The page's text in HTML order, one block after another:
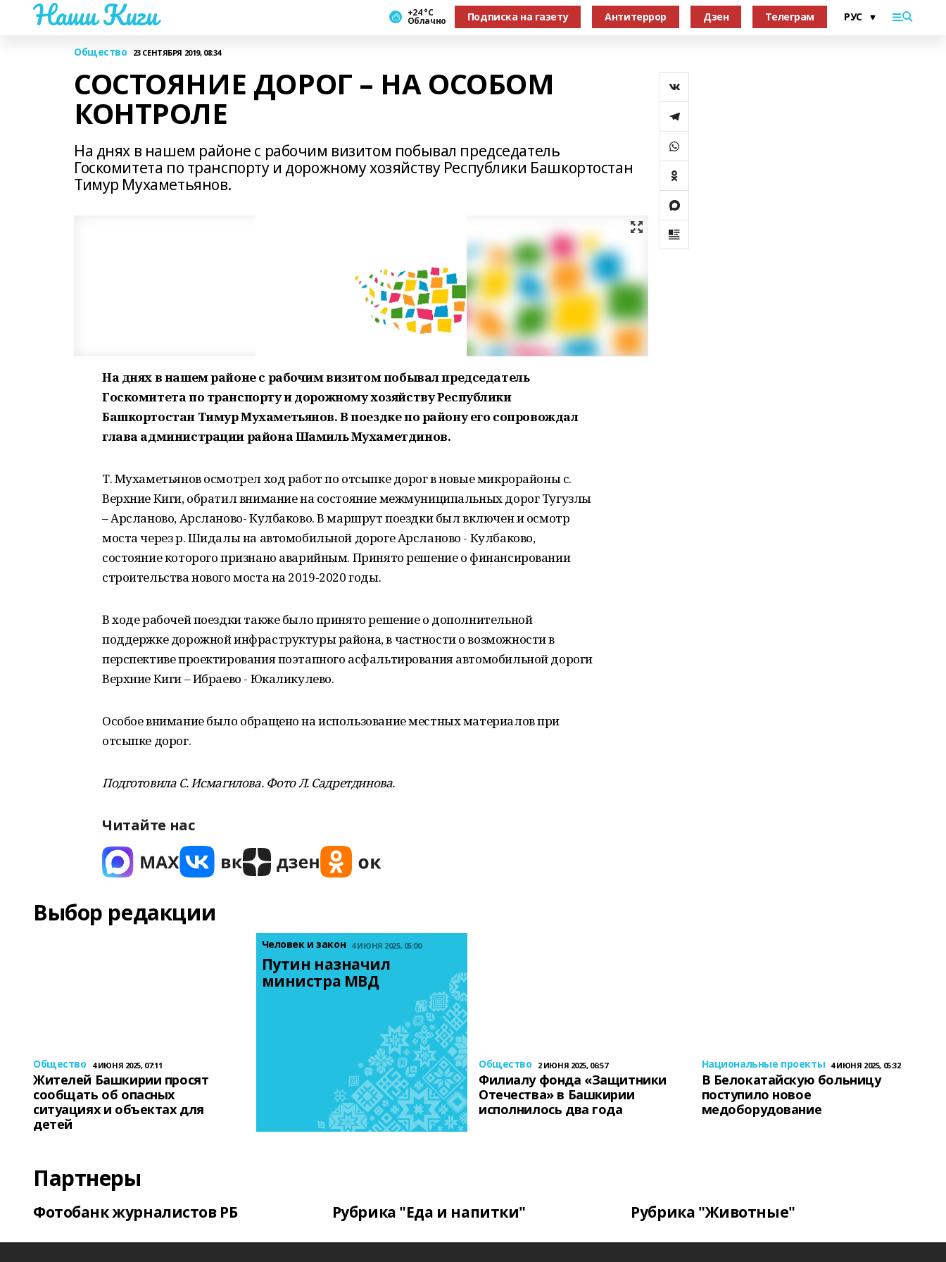
Наши Киги +24 °С
Облачно Подписка на газету Антитеррор Дзен Телеграм
Общество 23 СЕНТЯБРЯ 2019, 08:34
СОСТОЯНИЕ ДОРОГ – НА ОСОБОМ
КОНТРОЛЕ
На днях в нашем районе с рабочим визитом побывал председатель
Госкомитета по транспорту и дорожному хозяйству Республики Башкортостан
Тимур Мухаметьянов.
На днях в нашем районе с рабочим визитом побывал председатель
Госкомитета по транспорту и дорожному хозяйству Республики
Башкортостан Тимур Мухаметьянов. В поездке по району его сопровождал
глава администрации района Шамиль Мухаметдинов.
Т. Мухаметьянов осмотрел ход работ по отсыпке дорог в новые микрорайоны с.
Верхние Киги, обратил внимание на состояние межмуниципальных дорог Тугузлы
– Арсланово, Арсланово- Кулбаково. В маршрут поездки был включен и осмотр
моста через р. Шидалы на автомобильной дороге Арсланово - Кулбаково,
состояние которого признано аварийным. Принято решение о финансировании
строительства нового моста на 2019-2020 годы.
В ходе рабочей поездки также было принято решение о дополнительной
поддержке дорожной инфраструктуры района, в частности о возможности в
перспективе проектирования поэтапного асфальтирования автомобильной дороги
Верхние Киги – Ибраево - Юкаликулево.
Особое внимание было обращено на использование местных материалов при
отсыпке дорог.
Подготовила С. Исмагилова. Фото Л. Садретдинова.
Читайте нас
Выбор редакции
Общество 4 ИЮНЯ 2025, 07:11
Жителей Башкирии просят
сообщать об опасных
ситуациях и объектах для
детей
Человек и закон 4 ИЮНЯ 2025, 05:00
Путин назначил
министра МВД
Общество 2 ИЮНЯ 2025, 06:57
Филиалу фонда «Защитники
Отечества» в Башкирии
исполнилось два года
Национальные проекты 4 ИЮНЯ 2025, 05:32
В Белокатайскую больницу
поступило новое
медоборудование
Партнеры
Фотобанк журналистов РБ Рубрика "Еда и напитки" Рубрика "Животные"